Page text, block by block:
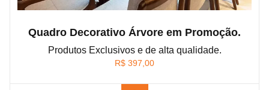
Quadro Decorativo Árvore em Promoção.
Produtos Exclusivos e de alta qualidade.
R$ 397,00